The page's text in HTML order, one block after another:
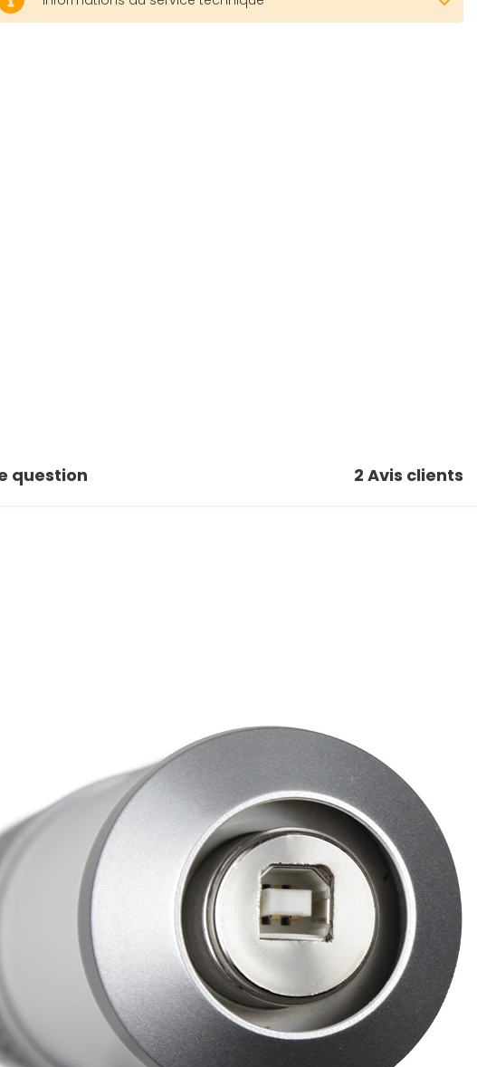
question 2 Avis clients